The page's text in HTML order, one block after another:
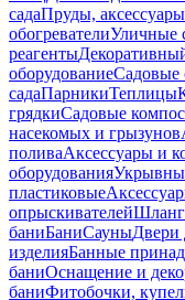
садаПруды,
обогревателиУличные
реагенты
оборудованиеСадовые
садаПарникиТеплицы
грядкиСадовые
насекомых и грызунов
поливаАксессуары и
оборудования
пластиковые
опрыскивателей
баниБаниСауныДвери
изделияБанные
баниОснащение и
баниФитобочки,